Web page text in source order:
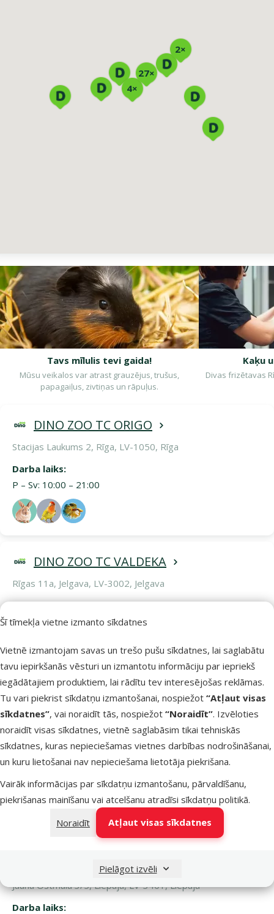
Šī tīmekļa vietne izmanto sīkdatnes
Vietnē izmantojam savas un trešo pušu sīkdatnes, lai saglabātu
tavu iepirkšanās vēsturi un izmantotu informāciju par iepriekš
iegādātajiem produktiem, lai rādītu tev interesējošas reklāmas.
Tu vari piekrist sīkdatņu izmantošanai, nospiežot “Atļaut visas
sīkdatnes”, vai noraidīt tās, nospiežot “Noraidīt”. Izvēloties
noraidīt visas sīkdatnes, vietnē saglabāsim tikai tehniskās
sīkdatnes, kuras nepieciešamas vietnes darbības nodrošināšanai,
un kuru lietošanai nav nepieciešama lietotāja piekrišana.
Vairāk informācijas par sīkdatņu izmantošanu, pārvaldīšanu,
piekrišanas mainīšanu vai atcelšanu atradīsi sīkdatņu politikā.
Noraidīt
Atļaut visas sīkdatnes
Pielāgot izvēli
27×
2×
4×
Tavs mīlulis tevi gaida!
Mūsu veikalos var atrast grauzējus, trušus,
papagaiļus, zivtiņas un rāpuļus.
Kaķu
Divas frizētavas
DINO ZOO TC ORIGO
Stacijas Laukums 2, Rīga, LV-1050, Rīga
Darba laiks:
P – Sv: 10:00 – 21:00
DINO ZOO TC VALDEKA
Rīgas 11a, Jelgava, LV-3002, Jelgava
Darba laiks:
P – Sv: 10:00 – 21:00
DINO ZOO TC DITTON NAMS
DAUGAVPILS
Cietokšņa 60, Daugavpils, LV-5401, Pārējās pilsētas
Darba laiks:
S – Sv: 9:00 – 19:00
DINO ZOO TC RIETUMU CENTRS
Jaunā Ostmala 3/5, Liepāja, LV-3401, Liepāja
Darba laiks: